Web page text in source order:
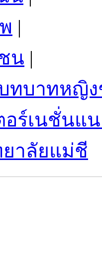
|
น |
ทบาทหญิง
อร์เนชั่นแ
ยาลัยแม่ชี